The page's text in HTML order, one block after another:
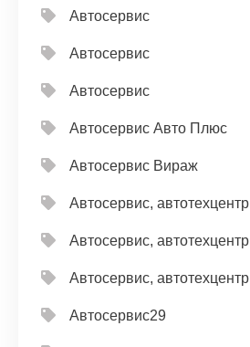
Автосервис
Автосервис
Автосервис
Автосервис Авто Плюс
Автосервис Вираж
Автосервис, автотехцентр
Автосервис, автотехцентр
Автосервис, автотехцентр
Автосервис29